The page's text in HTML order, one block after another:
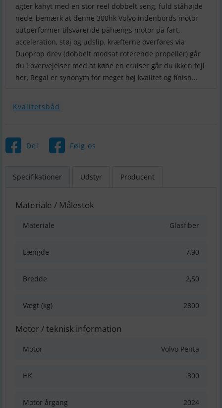
agter kahyt med en stor reel dobbelt seng, fuld ståhøjde
nede, bemærk at denne 300hk Volvo indenbords motor
outperformer tilsvarende påhængs motor på fart,
acceleration, støj og udslip, kræfterne overføres via
Duoprop drev (dobbelt modsat roterende propeller) går
du i overvejelser med at købe en cruiser går du ikken fejl
her, Regal er synonym for meget høj kvalitet og finish...
Kvalitetsbåd
Del Følg os
Specifikationer Udstyr Producent
Materiale / Målestok
Materiale Glasfiber
Længde 7,90
Bredde 2,50
Vægt (kg) 2800
Motor / teknisk information
Motor Volvo Penta
HK 300
Motor årgang 2024